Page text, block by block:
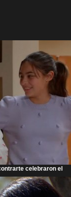
celebraron el